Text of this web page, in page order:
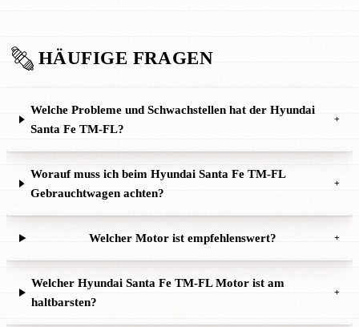
HÄUFIGE FRAGEN
Welche Probleme und Schwachstellen hat der Hyundai
Santa Fe TM-FL?
+
Worauf muss ich beim Hyundai Santa Fe TM-FL
Gebrauchtwagen achten?
+
Welcher Motor ist empfehlenswert? +
Welcher Hyundai Santa Fe TM-FL Motor ist am
haltbarsten?
+